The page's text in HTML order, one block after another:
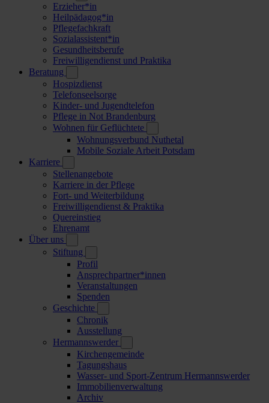
Erzieher*in
Heilpädagog*in
Pflegefachkraft
Sozialassistent*in
Gesundheitsberufe
Freiwilligendienst und Praktika
Beratung
Hospizdienst
Telefonseelsorge
Kinder- und Jugendtelefon
Pflege in Not Brandenburg
Wohnen für Geflüchtete
Wohnungsverbund Nuthetal
Mobile Soziale Arbeit Potsdam
Karriere
Stellenangebote
Karriere in der Pflege
Fort- und Weiterbildung
Freiwilligendienst & Praktika
Quereinstieg
Ehrenamt
Über uns
Stiftung
Profil
Ansprechpartner*innen
Veranstaltungen
Spenden
Geschichte
Chronik
Ausstellung
Hermannswerder
Kirchengemeinde
Tagungshaus
Wasser- und Sport-Zentrum Hermannswerder
Immobilienverwaltung
Archiv